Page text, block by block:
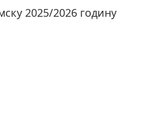
2025/2026 годину